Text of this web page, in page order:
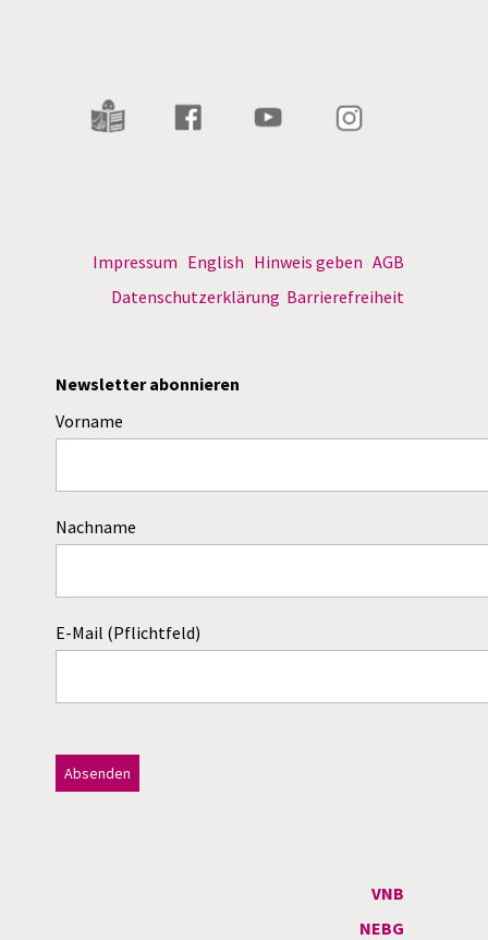
Impressum English Hinweis geben AGB
Datenschutzerklärung Barrierefreiheit
Newsletter abonnieren
Vorname
Nachname
E-Mail (Pflichtfeld)
VNB
NEBG